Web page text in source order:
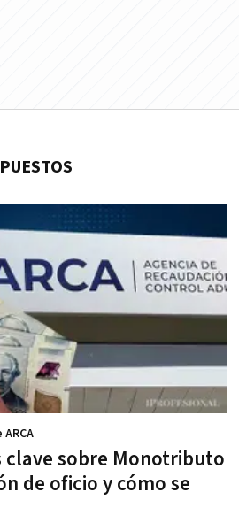
clave sobre Monotributo
de oficio y cómo se